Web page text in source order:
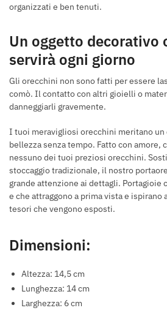
organizzati e ben tenuti.
Un oggetto decorativo
servirà ogni giorno
Gli orecchini non sono fatti per essere
comò. Il contatto con altri gioielli o
danneggiarli gravemente.
I tuoi meravigliosi orecchini meritano
bellezza senza tempo. Fatto con amore,
nessuno dei tuoi preziosi orecchini.
stoccaggio tradizionale, il nostro
grande attenzione ai dettagli. Portagioie
e che attraggono a prima vista e
tesori che vengono esposti.
Dimensioni:
Altezza: 14,5 cm
Lunghezza: 14 cm
Larghezza: 6 cm